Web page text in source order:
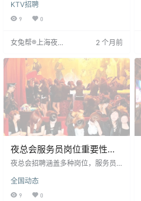
地域。工作环境高端舒适，客源优
质，流程高效，无需复杂人际关
时间合理，轻松实现经济独立。招
获得高薪回报。
KTV招聘
9 0
女兔帮®上海夜场
2 个月前
夜总会服务员岗位重要性及
面试交谈礼仪
夜总会招聘涵盖多种岗位，服务员
位，主动热情接待客人，并准确记
录点单信息，及时安抚客人。面试
全国动态
9 0